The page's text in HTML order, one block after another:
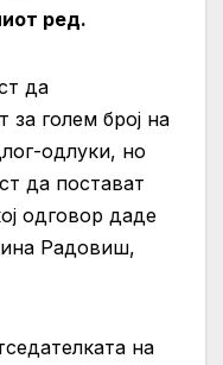
ред.
да
за голем број на
одлуки, но
да постават
одговор даде
Радовиш,
на